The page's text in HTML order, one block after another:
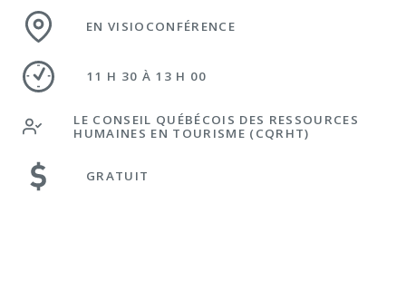
EN VISIOCONFÉRENCE
11 H 30 À 13 H 00
LE CONSEIL QUÉBÉCOIS DES RESSOURCES
HUMAINES EN TOURISME (CQRHT)
GRATUIT